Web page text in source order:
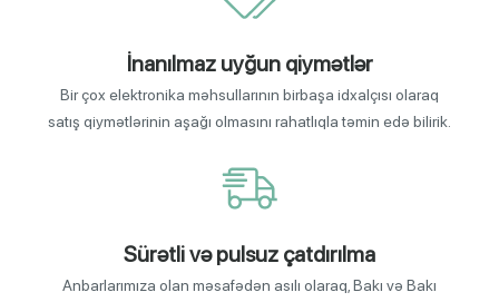
İnanılmaz uyğun qiymətlər
Bir çox elektronika məhsullarının birbaşa idxalçısı olaraq
satış qiymətlərinin aşağı olmasını rahatlıqla təmin edə bilirik.
Sürətli və pulsuz çatdırılma
Anbarlarımıza olan məsafədən asılı olaraq, Bakı və Bakı